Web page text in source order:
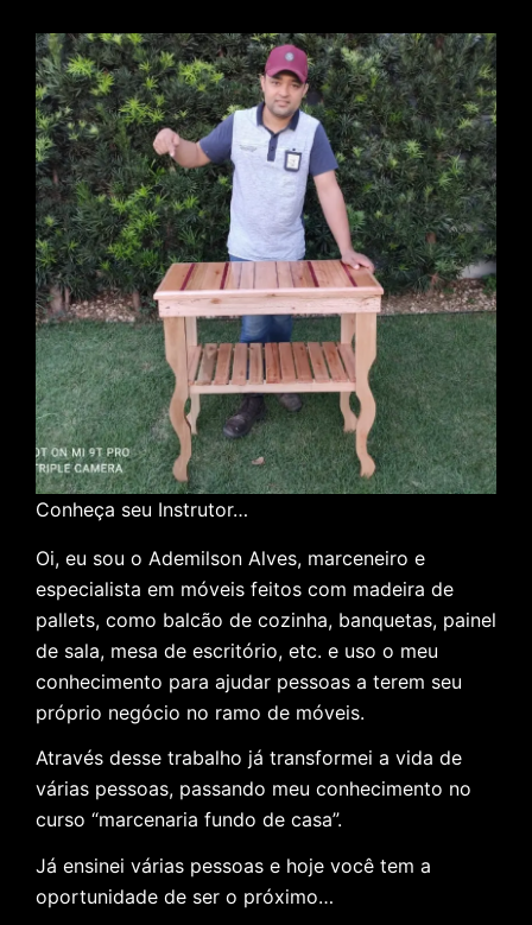
Conheça seu Instrutor…
Oi, eu sou o Ademilson Alves, marceneiro e
especialista em móveis feitos com madeira de
pallets, como balcão de cozinha, banquetas, painel
de sala, mesa de escritório, etc. e uso o meu
conhecimento para ajudar pessoas a terem seu
próprio negócio no ramo de móveis.
Através desse trabalho já transformei a vida de
várias pessoas, passando meu conhecimento no
curso “marcenaria fundo de casa”.
Já ensinei várias pessoas e hoje você tem a
oportunidade de ser o próximo…